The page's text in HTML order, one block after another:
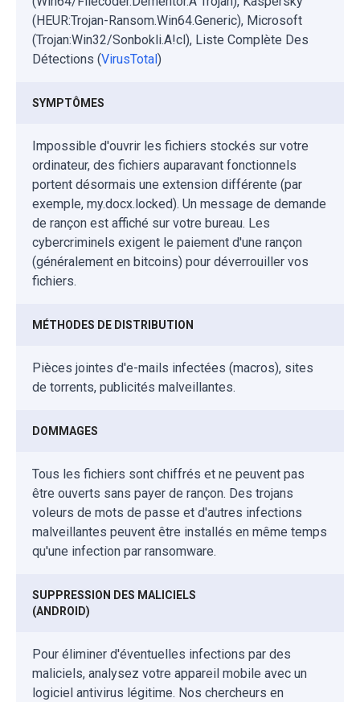
(HEUR:Trojan-Ransom.Win64.Generic), Microsoft
(Trojan:Win32/Sonbokli.A!cl), Liste Complète Des
Détections (VirusTotal)
SYMPTÔMES
Impossible d'ouvrir les fichiers stockés sur votre
ordinateur, des fichiers auparavant fonctionnels
portent désormais une extension différente (par
exemple, my.docx.locked). Un message de demande
de rançon est affiché sur votre bureau. Les
cybercriminels exigent le paiement d'une rançon
(généralement en bitcoins) pour déverrouiller vos
fichiers.
MÉTHODES DE DISTRIBUTION
Pièces jointes d'e-mails infectées (macros), sites
de torrents, publicités malveillantes.
DOMMAGES
Tous les fichiers sont chiffrés et ne peuvent pas
être ouverts sans payer de rançon. Des trojans
voleurs de mots de passe et d'autres infections
malveillantes peuvent être installés en même temps
qu'une infection par ransomware.
SUPPRESSION DES MALICIELS
(ANDROID)
Pour éliminer d'éventuelles infections par des
maliciels, analysez votre appareil mobile avec un
logiciel antivirus légitime. Nos chercheurs en